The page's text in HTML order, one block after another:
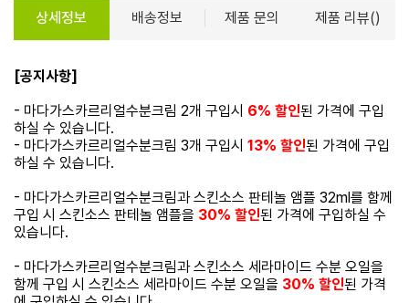
상세정보 배송정보 제품 문의 제품 리뷰()
[공지사항]
- 마다가스카르리얼수분크림 2개 구입시 6% 할인된 가격에 구입
하실 수 있습니다.
- 마다가스카르리얼수분크림 3개 구입시 13% 할인된 가격에 구입
하실 수 있습니다.
- 마다가스카르리얼수분크림과 스킨소스 판테놀 앰플 32ml를 함께
구입 시 스킨소스 판테놀 앰플을 30% 할인된 가격에 구입하실 수
있습니다.
- 마다가스카르리얼수분크림과 스킨소스 세라마이드 수분 오일을
함께 구입 시 스킨소스 세라마이드 수분 오일을 30% 할인된 가격